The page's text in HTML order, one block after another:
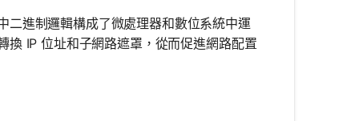
二進制邏輯構成了微處理器和數位系統中運
換 IP 位址和子網路遮罩，從而促進網路配置